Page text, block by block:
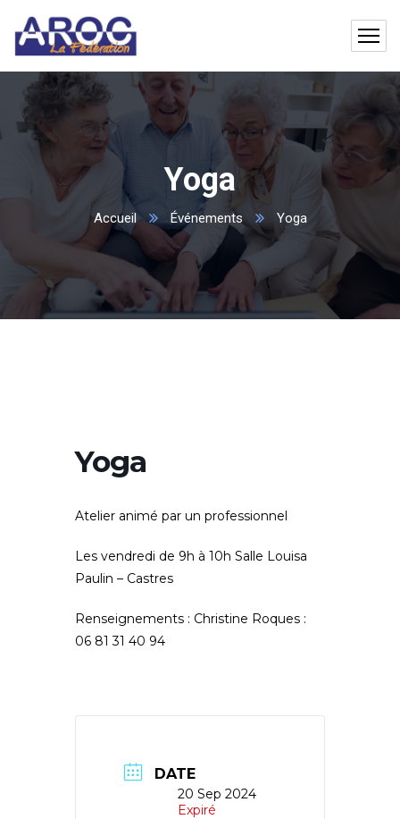
Yoga
Accueil Événements Yoga
Yoga
Atelier animé par un professionnel
Les vendredi de 9h à 10h Salle Louisa
Paulin – Castres
Renseignements : Christine Roques :
06 81 31 40 94
DATE
20 Sep 2024
Expiré